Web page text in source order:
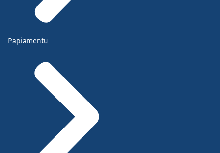
Papiamentu